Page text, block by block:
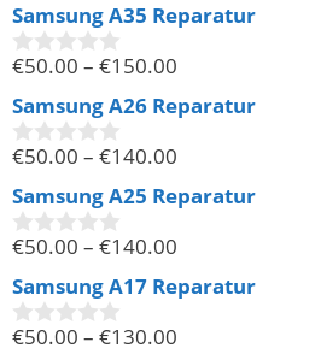
o
n
5
Samsung A35 Reparatur
0
o
n
5
€50.00 – €150.00
Samsung A26 Reparatur
0
o
n
5
€50.00 – €140.00
Samsung A25 Reparatur
0
o
n
5
€50.00 – €140.00
Samsung A17 Reparatur
0
€50.00 – €130.00